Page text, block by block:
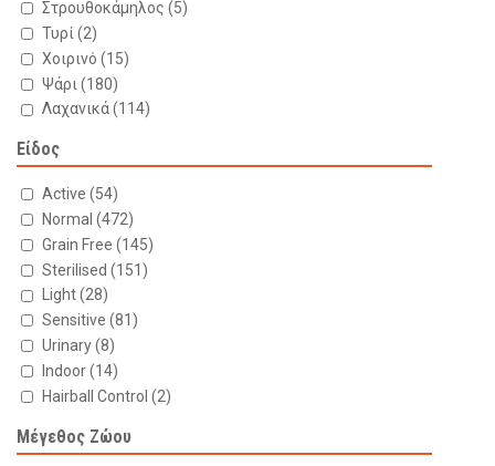
Στρουθοκάμηλος (5)
Τυρί (2)
Χοιρινό (15)
Ψάρι (180)
Λαχανικά(114)
Είδος
Active (54)
Normal (472)
Grain Free (145)
Sterilised (151)
Light(28)
Sensitive (81)
Urinary(8)
Indoor(14)
Hairball Control (2)
Μέγεθος Ζώου